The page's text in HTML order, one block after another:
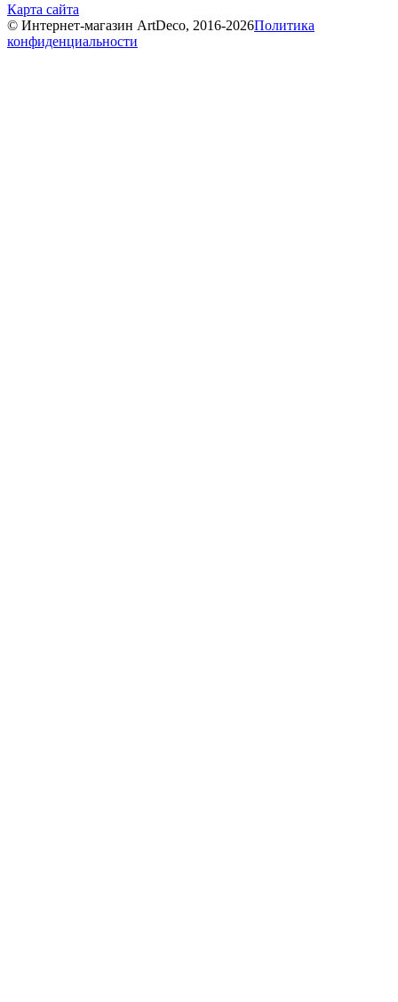
Карта сайта
© Интернет-магазин ArtDeco, 2016-2026Политика
конфиденциальности